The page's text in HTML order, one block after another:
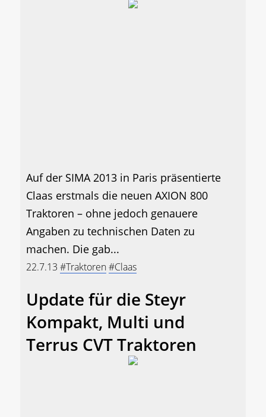
Auf der SIMA 2013 in Paris präsentierte
Claas erstmals die neuen AXION 800
Traktoren – ohne jedoch genauere
Angaben zu technischen Daten zu
machen. Die gab...
22.7.13 #Traktoren#Claas
Update für die Steyr
Kompakt, Multi und
Terrus CVT Traktoren